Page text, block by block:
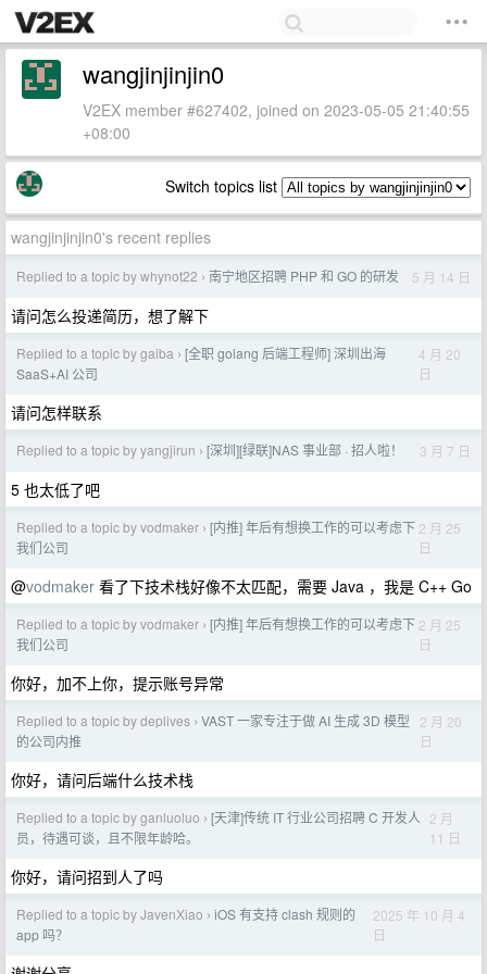
wangjinjinjin0
V2EX member #627402, joined on 2023-05-05 21:40:55
+08:00
Switch topics list
wangjinjinjin0's recent replies
Replied to a topic by whynot22 › 南宁地区招聘 PHP 和 GO 的研发 5 月 14 日
请问怎么投递简历，想了解下
Replied to a topic by gaiba › [全职 golang 后端工程师] 深圳出海
SaaS+AI 公司
4 月 20
日
请问怎样联系
Replied to a topic by yangjirun › [深圳][绿联]NAS 事业部 · 招人啦！ 3 月 7 日
5 也太低了吧
Replied to a topic by vodmaker › [内推] 年后有想换工作的可以考虑下
我们公司
2 月 25
日
@vodmaker 看了下技术栈好像不太匹配，需要 Java ，我是 C++ Go
Replied to a topic by vodmaker › [内推] 年后有想换工作的可以考虑下
我们公司
2 月 25
日
你好，加不上你，提示账号异常
Replied to a topic by deplives › VAST 一家专注于做 AI 生成 3D 模型
的公司内推
2 月 20
日
你好，请问后端什么技术栈
Replied to a topic by ganluoluo › [天津]传统 IT 行业公司招聘 C 开发人
员，待遇可谈，且不限年龄哈。
2 月
11 日
你好，请问招到人了吗
Replied to a topic by JavenXiao › iOS 有支持 clash 规则的
app 吗？
2025 年 10 月 4
日